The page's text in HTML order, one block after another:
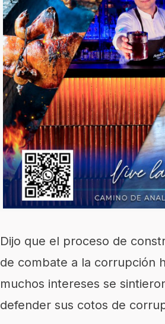
Dijo que el proceso de
de combate a la corrupción
muchos intereses se
defender sus cotos de